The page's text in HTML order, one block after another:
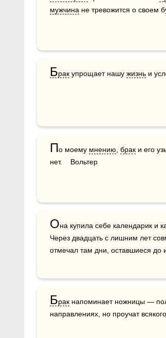
мужчина не тревожится о своем
Брак упрощает нашу жизнь и
По моему мнению брак и его
нет.    Вольтер
Она купила себе календарик и
Через двадцать с лишним лет
отмечал там дни, оставшиеся до
Брак напоминает ножницы —
направлениях, но проучат